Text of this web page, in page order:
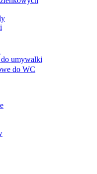
do umywalki
do WC